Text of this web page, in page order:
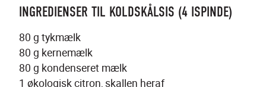
INGREDIENSER TIL KOLDSKÅLSIS (4 ISPINDE)
80 g tykmælk
80 g kernemælk
80 g kondenseret mælk
1 økologisk citron, skallen heraf